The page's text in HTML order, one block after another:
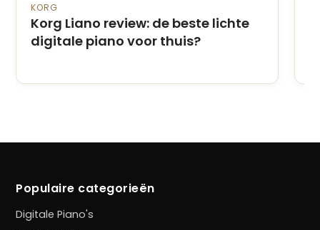
KORG
Korg Liano review: de beste lichte
digitale piano voor thuis?
Populaire categorieën
Digitale Piano's